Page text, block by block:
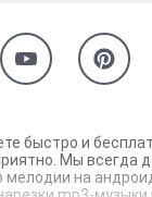
быстро и
Мы всегда
на